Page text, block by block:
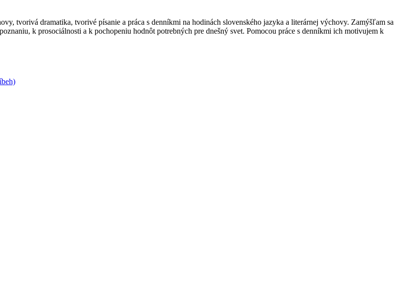
tvorivá dramatika, tvorivé písanie a práca s denníkmi na hodinách slovenského jazyka a literárnej výchovy. Zamýšľam sa
k prosociálnosti a k pochopeniu hodnôt potrebných pre dnešný svet. Pomocou práce s denníkmi ich motivujem k